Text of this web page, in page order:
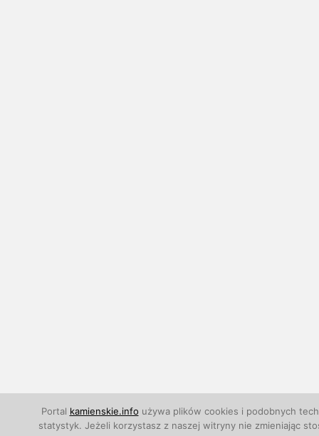
Portal kamienskie.info używa plików cookies i podobnych
statystyk. Jeżeli korzystasz z naszej witryny nie zmieniając